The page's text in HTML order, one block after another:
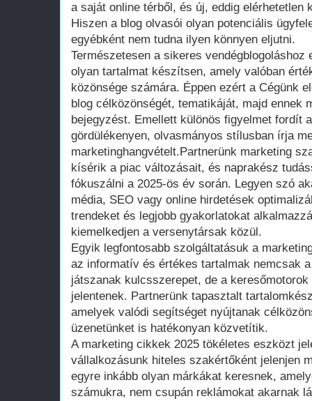
a saját online térből, és új, eddig elérhetetlen
Hiszen a blog olvasói olyan potenciális
egyébként nem tudna ilyen könnyen eljutni.
Természetesen a sikeres vendégblogoláshoz
olyan tartalmat készítsen, amely valóban
közönsége számára. Éppen ezért a Cégünk
blog célközönségét, tematikáját, majd ennek
bejegyzést. Emellett különös figyelmet fordít
gördülékenyen, olvasmányos stílusban írja
marketinghangvételt.Partnerünk marketing
kísérik a piac változásait, és naprakész
fókuszálni a 2025-ös év során. Legyen szó
média, SEO vagy online hirdetések
trendeket és legjobb gyakorlatokat
kiemelkedjen a versenytársak közül.
Egyik legfontosabb szolgáltatásuk a
az informatív és értékes tartalmak nemcsak
játszanak kulcsszerepet, de a
jelentenek. Partnerünk tapasztalt
amelyek valódi segítséget nyújtanak
üzenetünket is hatékonyan közvetítik.
A marketing cikkek 2025 tökéletes eszközt
vállalkozásunk hiteles szakértőként jelenjen
egyre inkább olyan márkákat keresnek,
számukra, nem csupán reklámokat akarnak